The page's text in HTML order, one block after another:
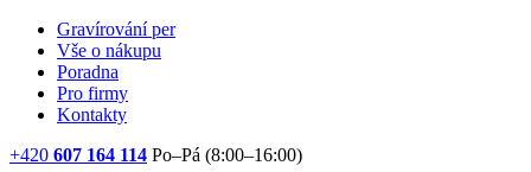
Gravírování per
Vše o nákupu
Poradna
Pro firmy
Kontakty
+420 607 164 114 Po–Pá (8:00–16:00)